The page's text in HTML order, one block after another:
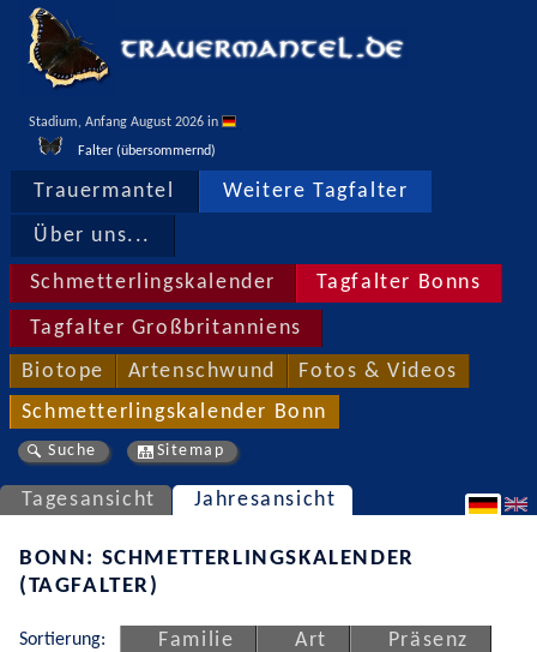
Stadium, Anfang August 2026 in
Falter (übersommernd)
Trauermantel Weitere Tagfalter
Über uns...
Schmetterlingskalender Tagfalter Bonns
Tagfalter Großbritanniens
Biotope Artenschwund Fotos & Videos
Schmetterlingskalender Bonn
Suche Sitemap
Tagesansicht Jahresansicht
BONN: SCHMETTERLINGSKALENDER
(TAGFALTER)
Sortierung: Familie Art
Präsenz